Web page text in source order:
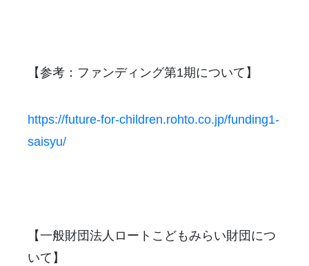
【参考：ファンディング第1期について】
https://future-for-children.rohto.co.jp/funding1-
saisyu/
【一般財団法人ロートこどもみらい財団につ
いて】